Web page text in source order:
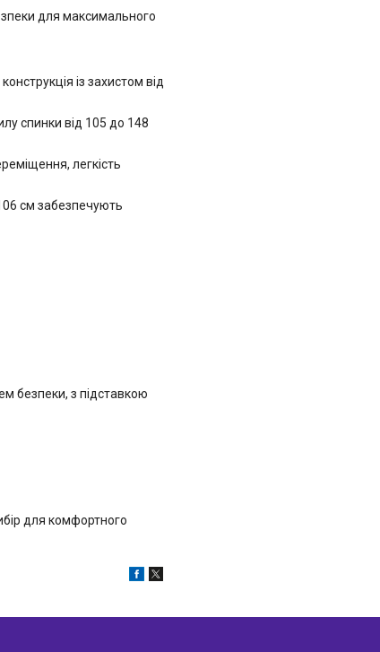
для максимального
із захистом від
спинки від 105 до 148
легкість
см забезпечують
безпеки, з підставкою
для комфортного